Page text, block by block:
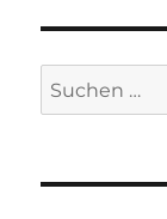
Suchen
nach: